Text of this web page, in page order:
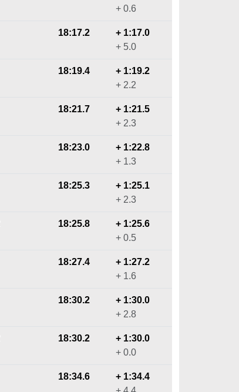
+ 0.6
18:17.2
+ 1:17.0
+ 5.0
18:19.4
+ 1:19.2
+ 2.2
18:21.7
+ 1:21.5
+ 2.3
18:23.0
+ 1:22.8
+ 1.3
18:25.3
+ 1:25.1
+ 2.3
18:25.8
+ 1:25.6
+ 0.5
18:27.4
+ 1:27.2
+ 1.6
18:30.2
+ 1:30.0
+ 2.8
18:30.2
+ 1:30.0
+ 0.0
18:34.6
+ 1:34.4